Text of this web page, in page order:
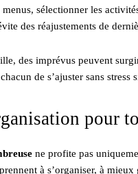
sélectionner les
des réajustements de
des imprévus peuvent
de s’ajuster sans
pour
ne profite pas
à s’organiser, à